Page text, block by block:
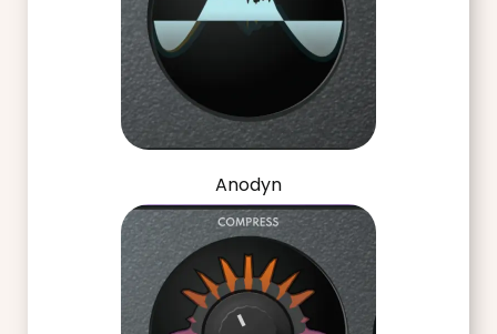
Anodyn